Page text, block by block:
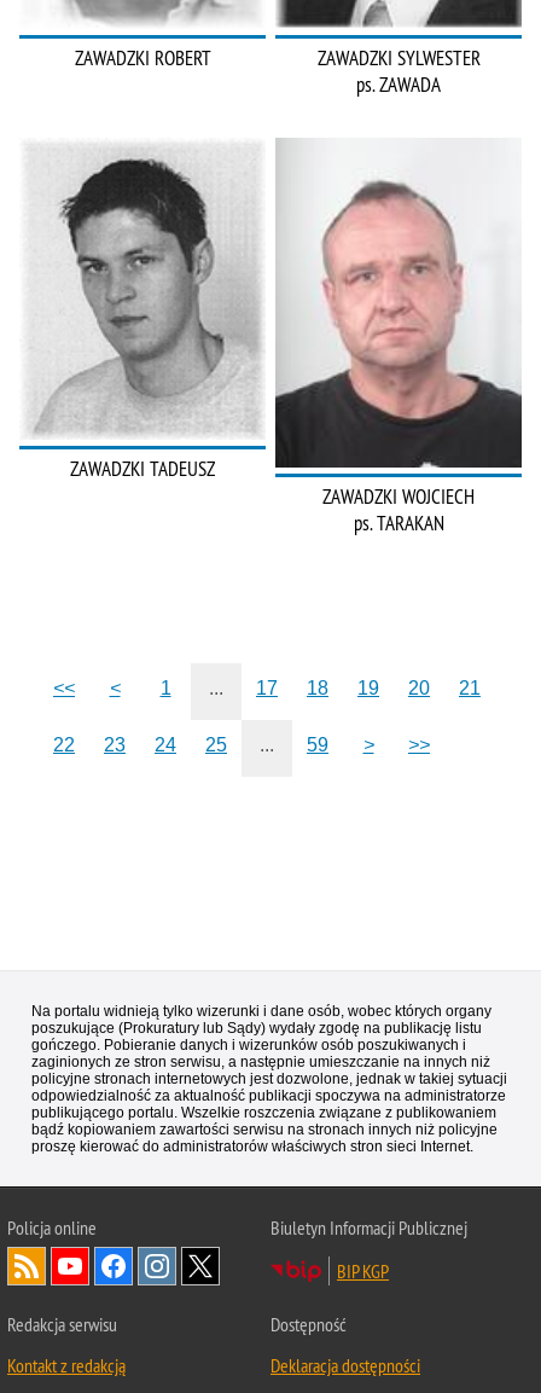
ZAWADZKI ROBERT
ZAWADZKI SYLWESTER
ps. ZAWADA
ZAWADZKI TADEUSZ
ZAWADZKI WOJCIECH
ps. TARAKAN
<< < 1 ... 17 18 19 20 21
22 23 24 25 ... 59 > >>
Na portalu widnieją tylko wizerunki i dane osób, wobec których organy
poszukujące (Prokuratury lub Sądy) wydały zgodę na publikację listu
gończego. Pobieranie danych i wizerunków osób poszukiwanych i
zaginionych ze stron serwisu, a następnie umieszczanie na innych niż
policyjne stronach internetowych jest dozwolone, jednak w takiej sytuacji
odpowiedzialność za aktualność publikacji spoczywa na administratorze
publikującego portalu. Wszelkie roszczenia związane z publikowaniem
bądź kopiowaniem zawartości serwisu na stronach innych niż policyjne
proszę kierować do administratorów właściwych stron sieci Internet.
Policjaonline
Biuletyn Informacji Publicznej
BIP KGP
Redakcja serwisu
Kontakt z redakcją
Dostępność
Deklaracja dostępności